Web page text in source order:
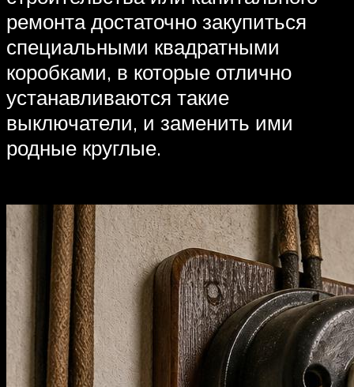
ремонта достаточно закупиться
специальными квадратными
коробками, в которые отлично
устанавливаются такие
выключатели, и заменить ими
родные круглые.